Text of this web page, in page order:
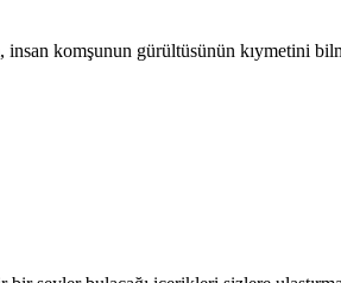
insan komşunun gürültüsünün kıymetini